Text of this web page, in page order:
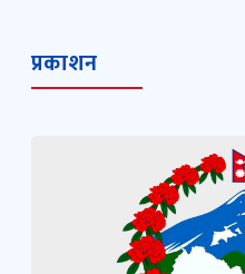
प्रकाशन